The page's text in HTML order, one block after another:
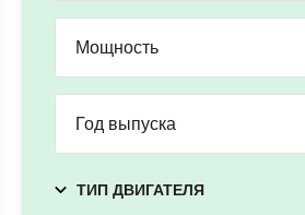
Год выпуска
ТИП ДВИГАТЕЛЯ